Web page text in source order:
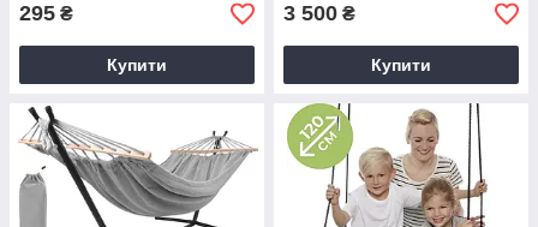
295 ₴
Купити
3 500 ₴
Купити